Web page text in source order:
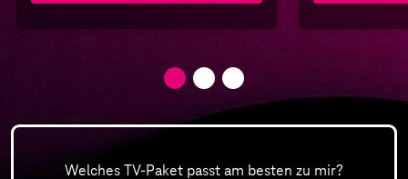
Welches TV-Paket passt am besten zu mir?